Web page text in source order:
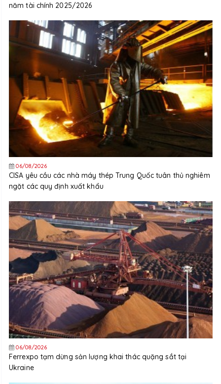
năm tài chính 2025/2026
06/08/2026
CISA yêu cầu các nhà máy thép Trung Quốc tuân thủ nghiêm
ngặt các quy định xuất khẩu
06/08/2026
Ferrexpo tạm dừng sản lượng khai thác quặng sắt tại
Ukraine